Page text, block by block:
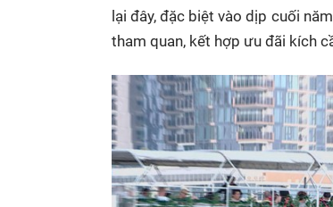
lại đây, đặc biệt vào dịp cuối
tham quan, kết hợp ưu đãi kích